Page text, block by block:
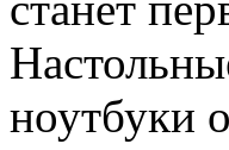
ноутбуки